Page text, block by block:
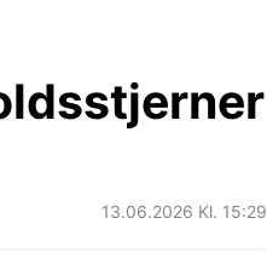
13.06.2026 Kl. 15:29